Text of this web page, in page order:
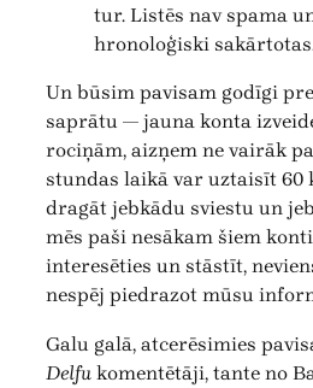
tur. Listēs nav spama
hronoloģiski
Un būsim pavisam godīgi
saprātu — jauna konta
rociņām, aizņem ne vairāk
stundas laikā var uztaisīt 60
dragāt jebkādu sviestu un
mēs paši nesākam šiem
interesēties un stāstīt,
nespēj piedrazot mūsu
Galu galā, atcerēsimies
Delfu komentētāji, tante no